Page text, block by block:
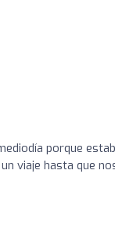
porque
viaje hasta que